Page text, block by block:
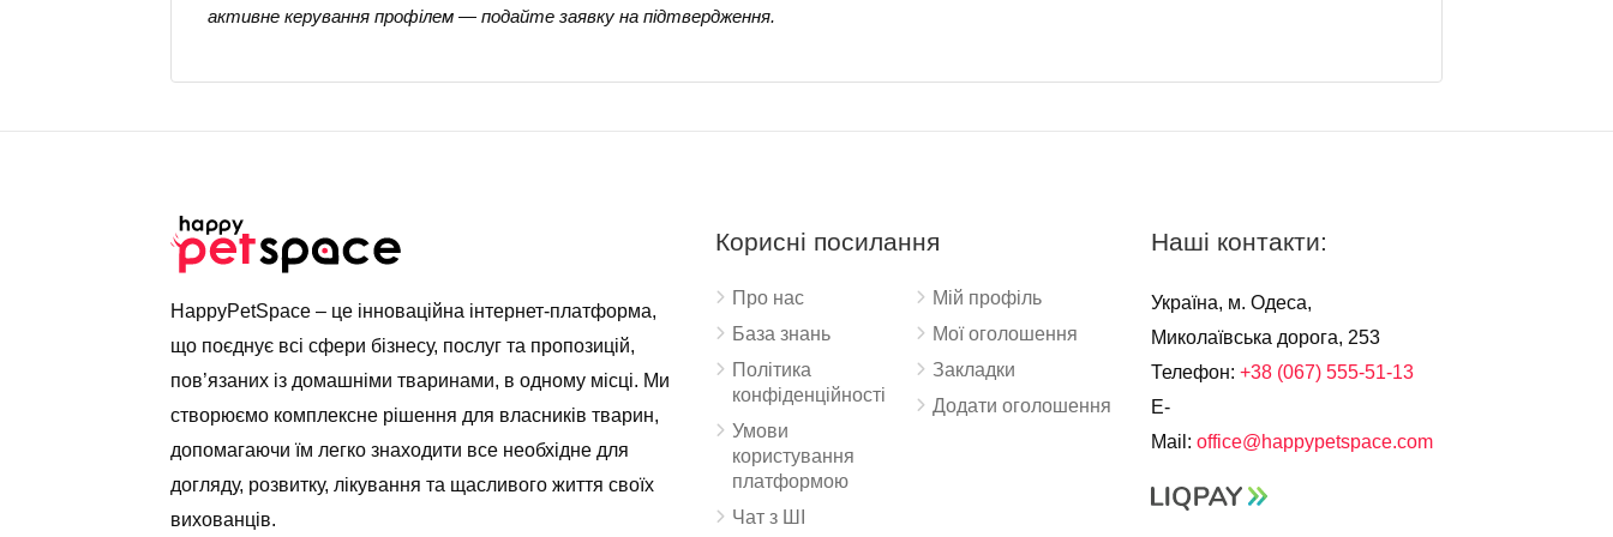
активне керування профілем — подайте заявку на підтвердження.
HappyPetSpace – це інноваційна інтернет-платформа,
що поєднує всі сфери бізнесу, послуг та пропозицій,
пов’язаних із домашніми тваринами, в одному місці. Ми
створюємо комплексне рішення для власників тварин,
допомагаючи їм легко знаходити все необхідне для
догляду, розвитку, лікування та щасливого життя своїх
вихованців.
Корисні посилання
Про нас
База знань
Політика
конфіденційності
Умови
користування
платформою
Чат з ШІ
Мій профіль
Мої оголошення
Закладки
Додати оголошення
Наші контакти:
Україна, м. Одеса,
Миколаївська дорога, 253
Телефон:+38 (067) 555-51-13
E-
Mail:office@happypetspace.com